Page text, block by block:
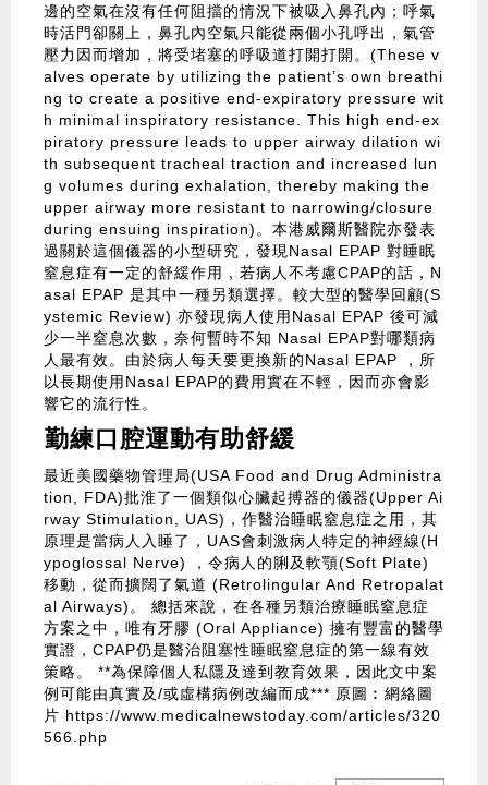
邊的空氣在沒有任何阻擋的情況下被吸入鼻孔內；呼氣
時活門卻關上，鼻孔內空氣只能從兩個小孔呼出，氣管
壓力因而增加，將受堵塞的呼吸道打開打開。(These v
alves operate by utilizing the patient’s own breathi
ng to create a positive end-expiratory pressure wit
h minimal inspiratory resistance. This high end-ex
piratory pressure leads to upper airway dilation wi
th subsequent tracheal traction and increased lun
g volumes during exhalation, thereby making the
upper airway more resistant to narrowing/closure
during ensuing inspiration)。本港威爾斯醫院亦發表
過關於這個儀器的小型研究，發現Nasal EPAP 對睡眠
窒息症有一定的舒緩作用，若病人不考慮CPAP的話，N
asal EPAP 是其中一種另類選擇。較大型的醫學回顧(S
ystemic Review) 亦發現病人使用Nasal EPAP 後可減
少一半窒息次數，奈何暫時不知 Nasal EPAP對哪類病
人最有效。由於病人每天要更換新的Nasal EPAP ，所
以長期使用Nasal EPAP的費用實在不輕，因而亦會影
響它的流行性。
勤練口腔運動有助舒緩
最近美國藥物管理局(USA Food and Drug Administra
tion, FDA)批淮了一個類似心臟起搏器的儀器(Upper Ai
rway Stimulation, UAS)，作醫治睡眠窒息症之用，其
原理是當病人入睡了，UAS會刺激病人特定的神經線(H
ypoglossal Nerve) ，令病人的脷及軟顎(Soft Plate)
移動，從而擴闊了氣道 (Retrolingular And Retropalat
al Airways)。 總括來說，在各種另類治療睡眠窒息症
方案之中，唯有牙膠 (Oral Appliance) 擁有豐富的醫學
實證，CPAP仍是醫治阻塞性睡眠窒息症的第一線有效
策略。 **為保障個人私隱及達到教育效果，因此文中案
例可能由真實及/或虛構病例改編而成*** 原圖︰網絡圖
片 https://www.medicalnewstoday.com/articles/320
566.php